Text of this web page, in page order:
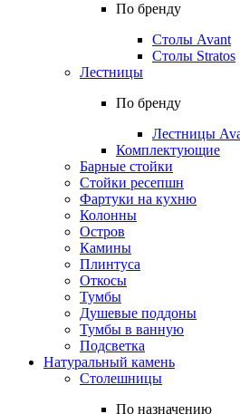
По бренду
Столы Avant
Столы Stratos
Лестницы
По бренду
Лестницы
Комплектующие
Барные стойки
Стойки ресепшн
Фартуки на кухню
Колонны
Остров
Камины
Плинтуса
Откосы
Тумбы
Душевые поддоны
Тумбы в ванную
Подсветка
Натуральный камень
Столешницы
По назначению